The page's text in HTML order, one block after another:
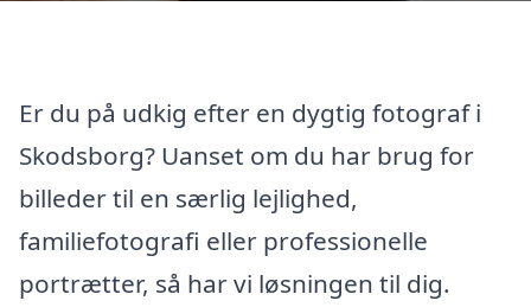
Er du på udkig efter en dygtig fotograf i
Skodsborg? Uanset om du har brug for
billeder til en særlig lejlighed,
familiefotografi eller professionelle
portrætter, så har vi løsningen til dig.